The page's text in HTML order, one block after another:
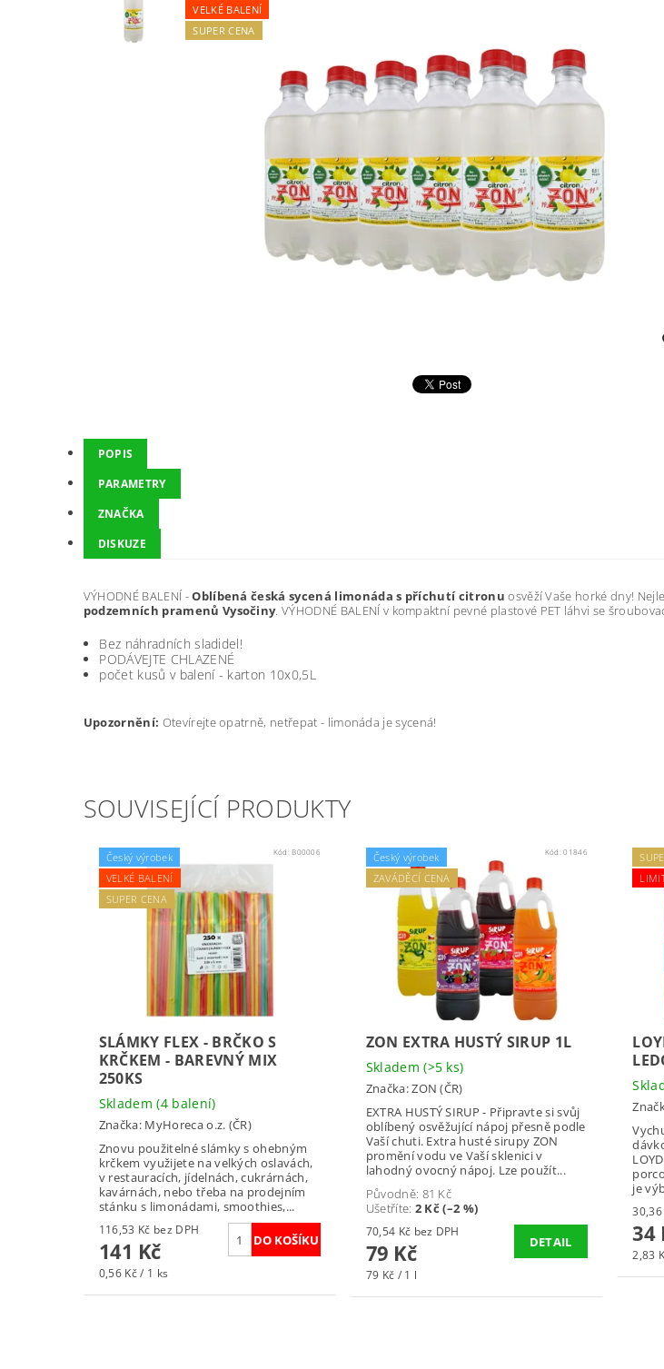
VELKÉ BALENÍ
SUPER CENA
POPIS
PARAMETRY
ZNAČKA
DISKUZE
VÝHODNÉ BALENÍ -Oblíbená česká sycená limonáda s příchutí citronu osvěží Vaše horké dny!
podzemních pramenů Vysočiny. VÝHODNÉ BALENÍ v kompaktní pevné plastové PET láhvi se
Bez náhradních sladidel!
PODÁVEJTE CHLAZENÉ
počet kusů v balení - karton 10x0,5L
Upozornění: Otevírejte opatrně, netřepat - limonáda je sycená!
SOUVISEJÍCÍ PRODUKTY
Český výrobek
VELKÉ BALENÍ
SUPER CENA
Kód:B00006
SLÁMKY FLEX - BRČKO S
KRČKEM - BAREVNÝ MIX
250KS
Skladem(4 balení)
Značka: MyHoreca o.z. (ČR)
Znovu použitelné slámky s ohebným
krčkem využijete na velkých oslavách,
v restauracích, jídelnách, cukrárnách,
kavárnách, nebo třeba na prodejním
stánku s limonádami, smoothies,...
116,53 Kč bez DPH
141 Kč
0,56 Kč / 1 ks
Český výrobek
ZAVÁDĚCÍ CENA
Kód:01846
ZON EXTRA HUSTÝ SIRUP 1L
Skladem(>5 ks)
Značka:ZON (ČR)
EXTRA HUSTÝ SIRUP - Připravte si svůj
oblíbený osvěžující nápoj přesně podle
Vaší chuti. Extra husté sirupy ZON
promění vodu ve Vaší sklenici v
lahodný ovocný nápoj. Lze použít...
Původně: 81 Kč
Ušetříte: 2 Kč (–2 %)
70,54 Kč bez DPH
79 Kč
79 Kč / 1 l
DETAIL
je
34
2,83